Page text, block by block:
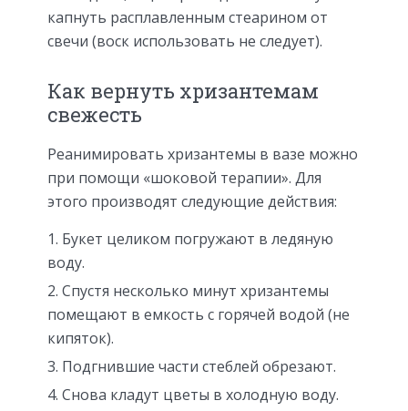
капнуть расплавленным стеарином от
свечи (воск использовать не следует).
Как вернуть хризантемам
свежесть
Реанимировать хризантемы в вазе можно
при помощи «шоковой терапии». Для
этого производят следующие действия:
Букет целиком погружают в ледяную
воду.
Спустя несколько минут хризантемы
помещают в емкость с горячей водой (не
кипяток).
Подгнившие части стеблей обрезают.
Снова кладут цветы в холодную воду.